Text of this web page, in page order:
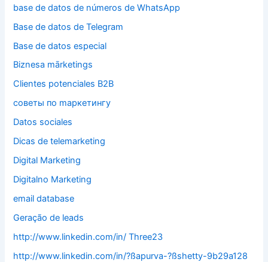
base de datos de números de WhatsApp
Base de datos de Telegram
Base de datos especial
Biznesa mārketings
Clientes potenciales B2B
cоветы по mаркетингу
Datos sociales
Dicas de telemarketing
Digital Marketing
Digitalno Marketing
email database
Geração de leads
http://www.linkedin.com/in/ Three23
http://www.linkedin.com/in/?ßapurva-?ßshetty-9b29a128